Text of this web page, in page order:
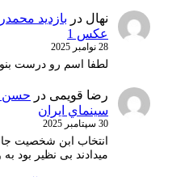
نهال در
عکس 1
28 نوامبر 2025
لطفا اسم رو درست
رضا قویمی در
سينماي ايران
30 سپتامبر 2025
انتخاب ابن شخصیت
میدادند بی نظیر بود